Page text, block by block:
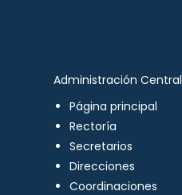
Administración Central
Página principal
Rectoría
Secretarios
Direcciones
Coordinaciones